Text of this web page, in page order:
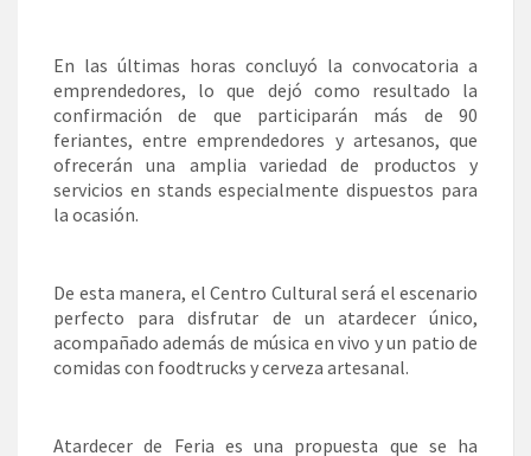
En las últimas horas concluyó la convocatoria a
emprendedores, lo que dejó como resultado la
confirmación de que participarán más de 90
feriantes, entre emprendedores y artesanos, que
ofrecerán una amplia variedad de productos y
servicios en stands especialmente dispuestos para
la ocasión.
De esta manera, el Centro Cultural será el escenario
perfecto para disfrutar de un atardecer único,
acompañado además de música en vivo y un patio de
comidas con foodtrucks y cerveza artesanal.
Atardecer de Feria es una propuesta que se ha